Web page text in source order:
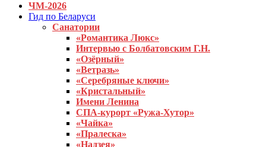
ЧМ-2026
Гид по Беларуси
Санатории
«Романтика Люкс»
Интервью с Болбатовским Г.Н.
«Озёрный»
«Ветразь»
«Серебряные ключи»
«Кристальный»
Имени Ленина
СПА-курорт «Ружа-Хутор»
«Чайка»
«Пралеска»
«Надзея»